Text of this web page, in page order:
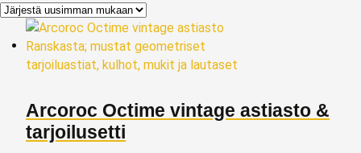
Arcoroc Octime vintage astiasto &
tarjoilusetti